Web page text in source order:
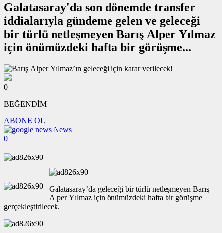
Galatasaray'da son dönemde transfer
iddialarıyla gündeme gelen ve geleceği
bir türlü netleşmeyen Barış Alper Yılmaz
için önümüzdeki hafta bir görüşme...
0
BEĞENDİM
ABONE OL
News
0
Galatasaray’da geleceği bir türlü netleşmeyen Barış
Alper Yılmaz için önümüzdeki hafta bir görüşme
gerçekleştirilecek.